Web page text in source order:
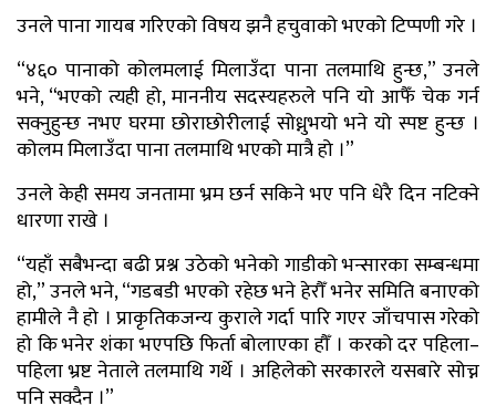
उनले पाना गायब गरिएको विषय झनै हचुवाको भएको टिप्पणी गरे ।
“४६० पानाको कोलमलाई मिलाउँदा पाना तलमाथि हुन्छ,” उनले
भने, “भएको त्यही हो, माननीय सदस्यहरुले पनि यो आफैँ चेक गर्न
सक्नुहुन्छ नभए घरमा छोराछोरीलाई सोध्नुभयो भने यो स्पष्ट हुन्छ ।
कोलम मिलाउँदा पाना तलमाथि भएको मात्रै हो ।”
उनले केही समय जनतामा भ्रम छर्न सकिने भए पनि धेरै दिन नटिक्ने
धारणा राखे ।
“यहाँ सबैभन्दा बढी प्रश्न उठेको भनेको गाडीको भन्सारका सम्बन्धमा
हो,” उनले भने, “गडबडी भएको रहेछ भने हेरौँ भनेर समिति बनाएको
हामीले नै हो । प्राकृतिकजन्य कुराले गर्दा पारि गएर जाँचपास गरेको
हो कि भनेर शंका भएपछि फिर्ता बोलाएका हौँ । करको दर पहिला–
पहिला भ्रष्ट नेताले तलमाथि गर्थे । अहिलेको सरकारले यसबारे सोच्न
पनि सक्दैन ।”